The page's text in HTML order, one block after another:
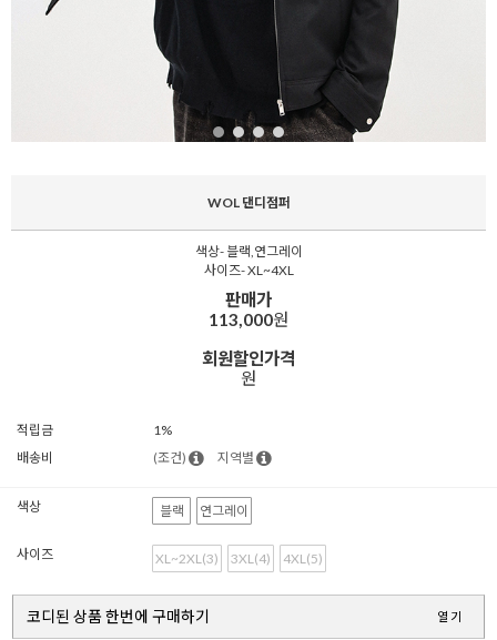
WOL 댄디점퍼
색상- 블랙,연그레이
사이즈- XL~4XL
판매가
113,000원
회원할인가격
원
적립금
1%
배송비
(조건) 지역별
색상 블랙 연그레이
사이즈 XL~2XL(3) 3XL(4) 4XL(5)
코디된 상품 한번에 구매하기 열기